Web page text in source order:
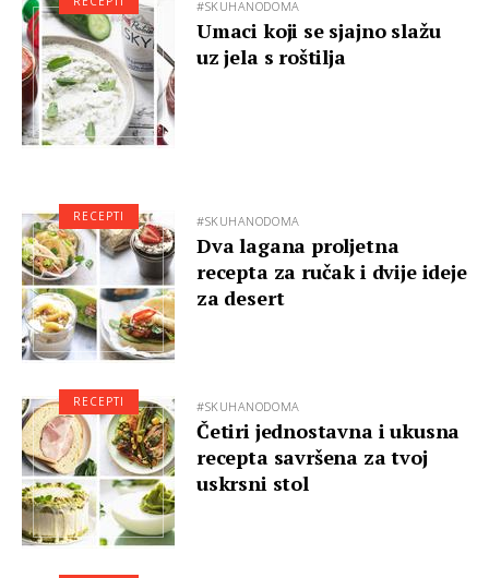
#SKUHANODOMA
Umaci koji se sjajno slažu
uz jela s roštilja
#SKUHANODOMA
Dva lagana proljetna
recepta za ručak i dvije ideje
za desert
RECEPTI
#SKUHANODOMA
Četiri jednostavna i ukusna
recepta savršena za tvoj
uskrsni stol
RECEPTI